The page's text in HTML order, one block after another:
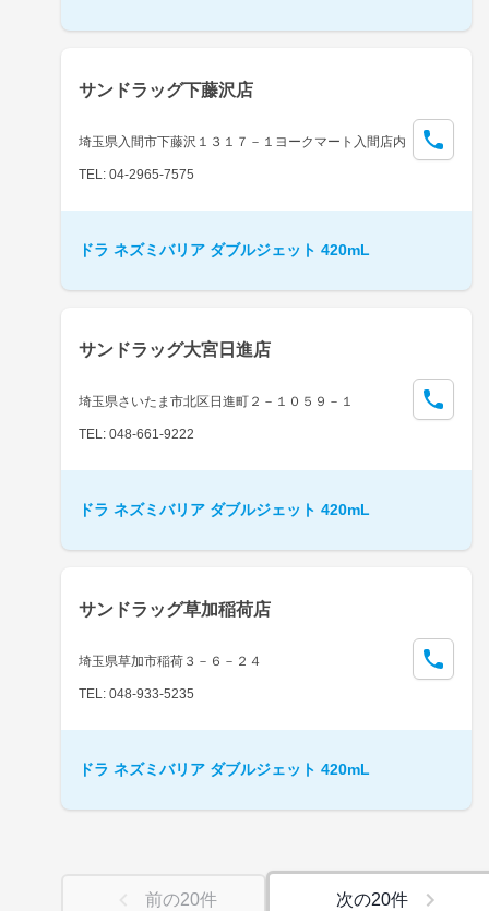
サンドラッグ下藤沢店
埼玉県入間市下藤沢１３１７－１ヨークマート入間店内
TEL: 04-2965-7575
ドラ ネズミバリア ダブルジェット 420mL
サンドラッグ大宮日進店
埼玉県さいたま市北区日進町２－１０５９－１
TEL: 048-661-9222
ドラ ネズミバリア ダブルジェット 420mL
サンドラッグ草加稲荷店
埼玉県草加市稲荷３－６－２４
TEL: 048-933-5235
ドラ ネズミバリア ダブルジェット 420mL
前の20件 次の20件